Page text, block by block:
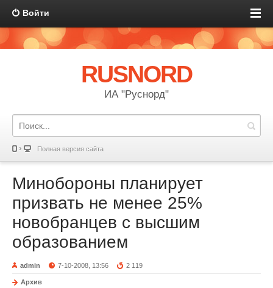
Войти
RUSNORD
ИА "Руснорд"
Полная версия сайта
Минобороны планирует
призвать не менее 25%
новобранцев с высшим
образованием
admin 7-10-2008, 13:56 2 119
Архив